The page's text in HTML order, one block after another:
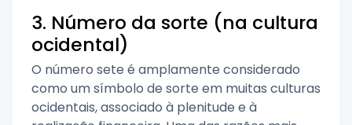
3. Número da sorte (na cultura
ocidental)
O número sete é amplamente considerado
como um símbolo de sorte em muitas culturas
ocidentais, associado à plenitude e à